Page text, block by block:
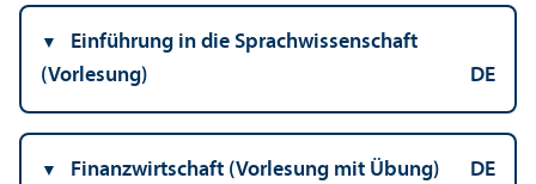
Einführung in die Sprach­wissenschaft
(Vorlesung)
DE
Finanz­wirtschaft (Vorlesung mit Übung) DE